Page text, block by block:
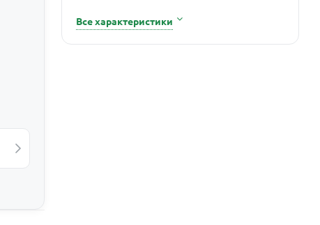
Все характеристики